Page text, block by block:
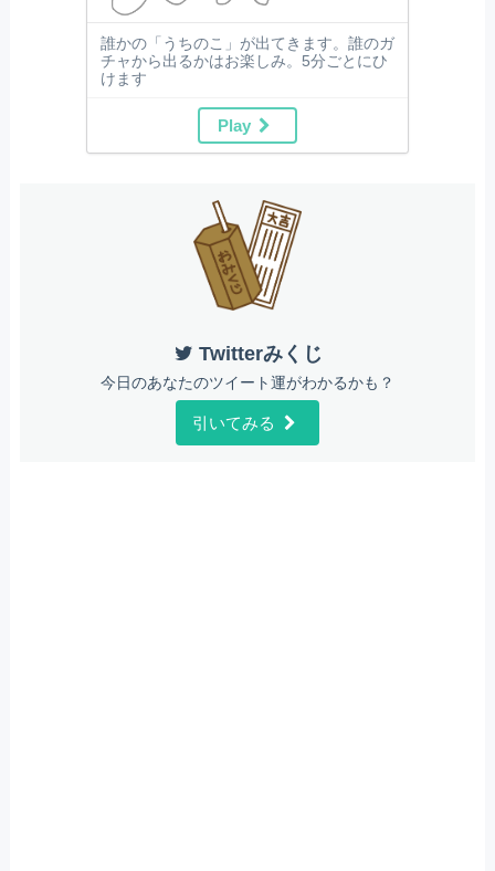
誰かの「うちのこ」が出てきます。誰のガ
チャから出るかはお楽しみ。5分ごとにひ
けます
Play
Twitterみくじ
今日のあなたのツイート運がわかるかも？
引いてみる